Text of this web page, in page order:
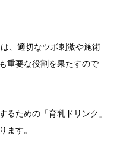
、適切なツボ刺激や施術
重要な役割を果たすので
るための「育乳ドリンク」
ます。